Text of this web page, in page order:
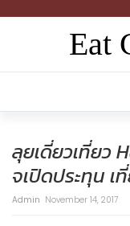
Eat
ลุยเดี่ยวเที่ยว
จเปิดประทุน เ
Admin November 14, 2017